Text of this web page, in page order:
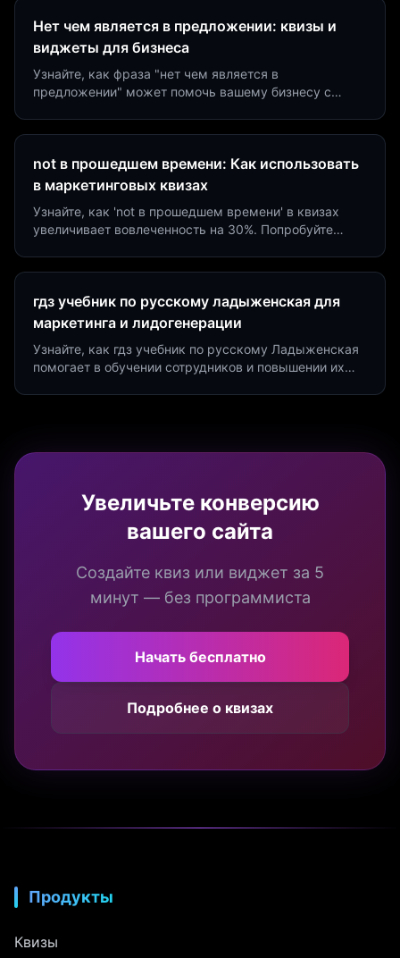
Нет чем является в предложении: квизы и
виджеты для бизнеса
Узнайте, как фраза "нет чем является в
предложении" может помочь вашему бизнесу с
not в прошедшем времени: Как использовать
в маркетинговых квизах
Узнайте, как 'not в прошедшем времени' в квизах
увеличивает вовлеченность на 30%. Попробуйте
гдз учебник по русскому ладыженская для
маркетинга и лидогенерации
Узнайте, как гдз учебник по русскому Ладыженская
помогает в обучении сотрудников и повышении их
Увеличьте конверсию
вашего сайта
Создайте квиз или виджет за 5
минут — без программиста
Начать бесплатно
Подробнее о квизах
Продукты
Квизы